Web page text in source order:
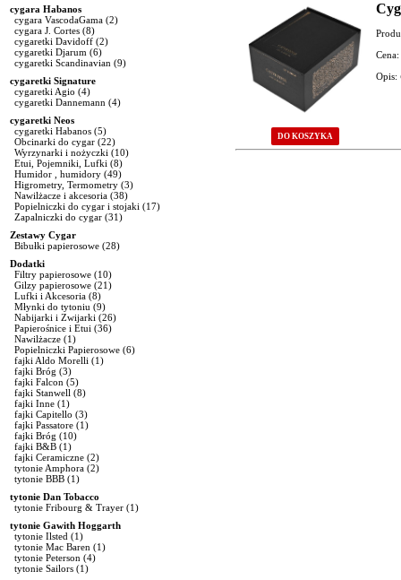
cygara Habanos
cygara VascodaGama (2)
cygara J. Cortes (8)
cygaretki Davidoff (2)
cygaretki Djarum (6)
cygaretki Scandinavian (9)
cygaretki Signature
cygaretki Agio (4)
cygaretki Dannemann (4)
cygaretki Neos
cygaretki Habanos (5)
Obcinarki do cygar (22)
Wyrzynarki i nożyczki (10)
Etui, Pojemniki, Lufki (8)
Humidor , humidory (49)
Higrometry, Termometry (3)
Nawilżacze i akcesoria (38)
Popielniczki do cygar i stojaki (17)
Zapalniczki do cygar (31)
Zestawy Cygar
Bibułki papierosowe (28)
Dodatki
Filtry papierosowe (10)
Gilzy papierosowe (21)
Lufki i Akcesoria (8)
Młynki do tytoniu (9)
Nabijarki i Zwijarki (26)
Papierośnice i Etui (36)
Nawilżacze (1)
Popielniczki Papierosowe (6)
fajki Aldo Morelli (1)
fajki Bróg (3)
fajki Falcon (5)
fajki Stanwell (8)
fajki Inne (1)
fajki Capitello (3)
fajki Passatore (1)
fajki Bróg (10)
fajki B&B (1)
fajki Ceramiczne (2)
tytonie Amphora (2)
tytonie BBB (1)
tytonie Dan Tobacco
tytonie Fribourg & Trayer (1)
tytonie Gawith Hoggarth
tytonie Ilsted (1)
tytonie Mac Baren (1)
tytonie Peterson (4)
tytonie Sailors (1)
DO KOSZYKA
Cena:
Opis: